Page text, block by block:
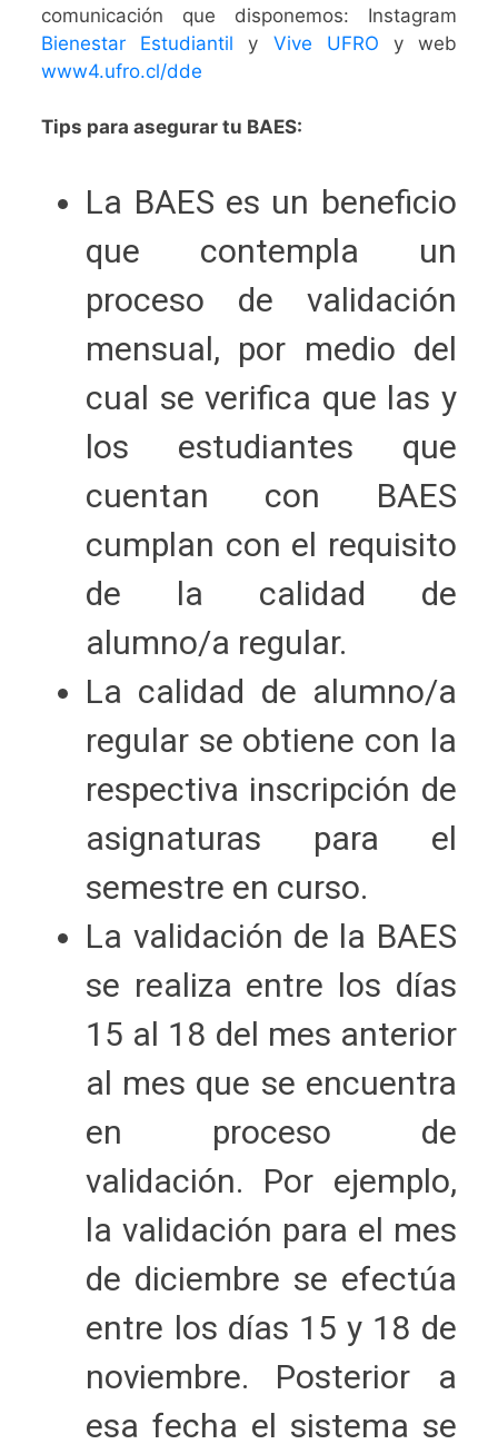
comunicación que disponemos: Instagram
Bienestar Estudiantil y Vive UFRO y web
www4.ufro.cl/dde
Tips para asegurar tu BAES:
La BAES es un beneficio
que contempla un
proceso de validación
mensual, por medio del
cual se verifica que las y
los estudiantes que
cuentan con BAES
cumplan con el requisito
de la calidad de
alumno/a regular.
La calidad de alumno/a
regular se obtiene con la
respectiva inscripción de
asignaturas para el
semestre en curso.
La validación de la BAES
se realiza entre los días
15 al 18 del mes anterior
al mes que se encuentra
en proceso de
validación. Por ejemplo,
la validación para el mes
de diciembre se efectúa
entre los días 15 y 18 de
noviembre. Posterior a
esa fecha el sistema se